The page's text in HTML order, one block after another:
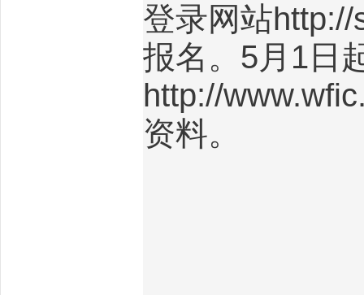
登录网站http://
报名。 5月 1 日
http://
资料。